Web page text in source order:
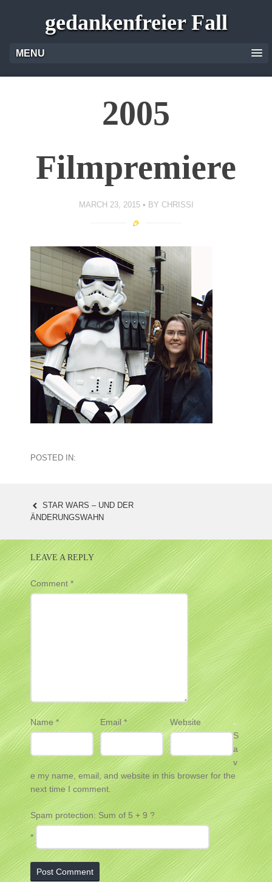
gedankenfreier Fall
MENU
2005
Filmpremiere
MARCH 23, 2015 BY CHRISSI
POSTED IN:
POST
NAVIGATION
STAR WARS – UND DER
ÄNDERUNGSWAHN
LEAVE A REPLY
Comment *
Name * Email*
Website
S
a
v
e my name, email, and website in this browser for the
next time I comment.
Spam protection: Sum of 5 + 9 ?
*